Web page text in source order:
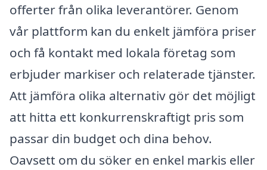
offerter från olika leverantörer. Genom
vår plattform kan du enkelt jämföra priser
och få kontakt med lokala företag som
erbjuder markiser och relaterade tjänster.
Att jämföra olika alternativ gör det möjligt
att hitta ett konkurrenskraftigt pris som
passar din budget och dina behov.
Oavsett om du söker en enkel markis eller